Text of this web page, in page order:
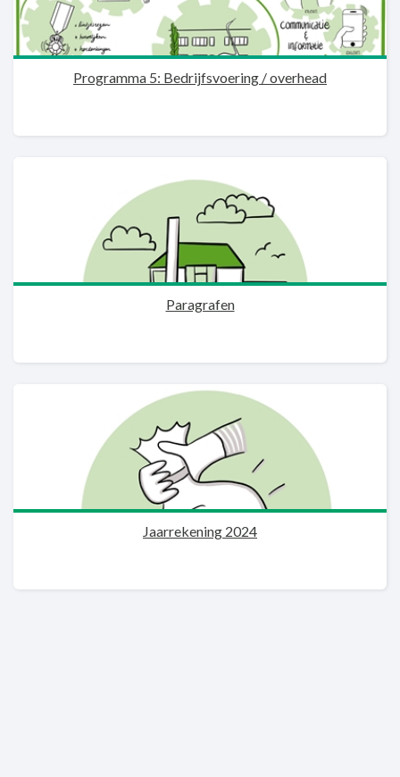
Programma 5: Bedrijfsvoering / overhead
Paragrafen
Jaarrekening 2024